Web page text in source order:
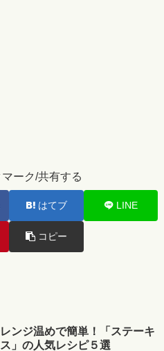
ーク/共有する
はてブ LINE
コピー
ンジ温めで簡単！「ステーキ
」の人気レシピ５選